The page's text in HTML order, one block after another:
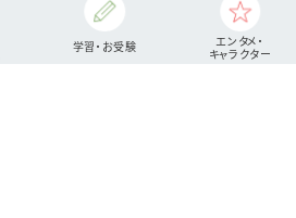
学習・お受験
エンタメ・
キャラクター